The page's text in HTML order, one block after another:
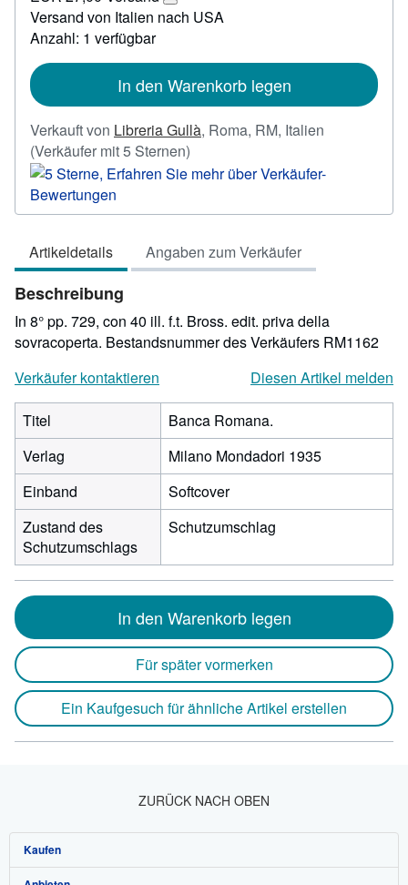
Weitere
Informationen
Versand von Italien nach USA
Anzahl: 1 verfügbar
In den Warenkorb legen
Verkauft von Libreria Gullà, Roma, RM, Italien
(Verkäufer mit 5 Sternen)
5
5
Artikeldetails
Angaben zum Verkäufer
Beschreibung
In 8° pp. 729, con 40 ill. f.t. Bross. edit. priva della
sovracoperta. Bestandsnummer des Verkäufers RM1162
Verkäufer kontaktieren
Diesen Artikel melden
Titel
Banca Romana.
Verlag
Milano Mondadori 1935
Einband
Softcover
Zustand des
Schutzumschlags
Schutzumschlag
In den Warenkorb legen
Für später vormerken
Ein Kaufgesuch für ähnliche Artikel erstellen
ZURÜCK NACH OBEN
Kaufen